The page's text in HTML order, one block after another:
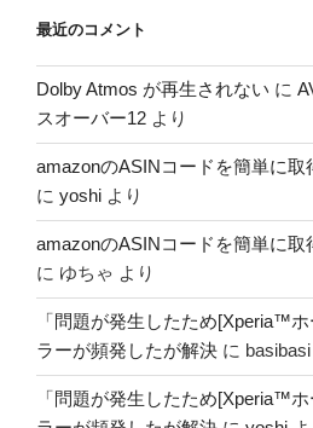
最近のコメント
Dolby Atmos が再生されない に
スオーバー12 より
amazonのASINコードを簡単に
に yoshi より
amazonのASINコードを簡単に
に ゆちゃ より
「問題が発生したため[Xperia™
ラーが頻発したが解決 に basibasi
「問題が発生したため[Xperia™